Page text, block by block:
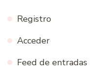
Registro
Acceder
Feed de entradas